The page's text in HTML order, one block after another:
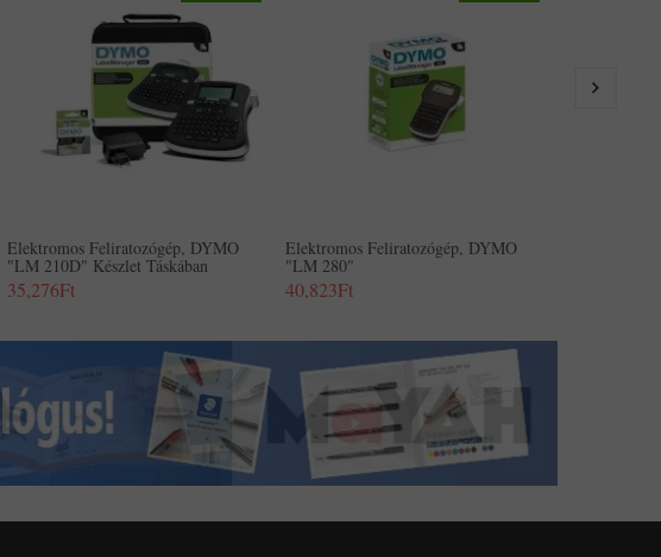
Elektromos Feliratozógép, DYMO
"LM 210D" Készlet Táskában
35,276Ft
Elektromos Feliratozógép, DYMO
"LM 280"
40,823Ft